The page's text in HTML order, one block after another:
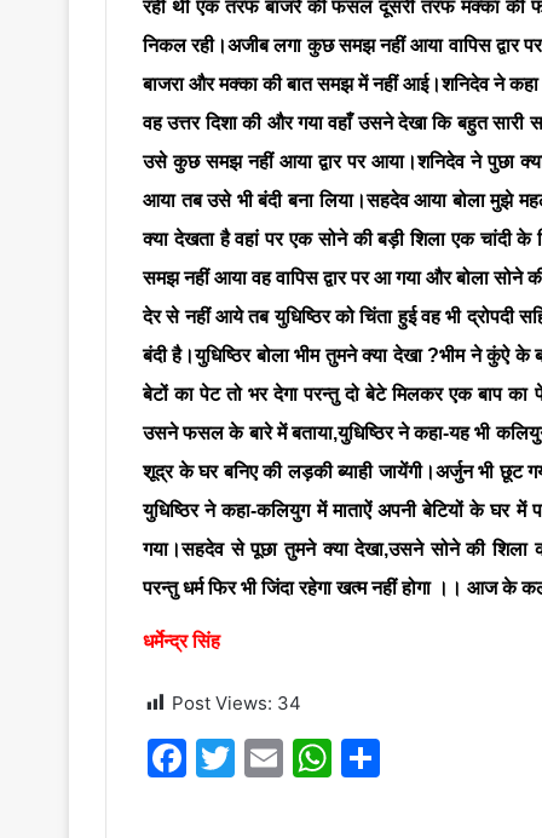
रही थी एक तरफ बाजरे की फसल दूसरी तरफ मक्का की
निकल रही।अजीब लगा कुछ समझ नहीं आया वापिस द्वार
बाजरा और मक्का की बात समझ में नहीं आई।शनिदेव ने
वह उत्तर दिशा की और गया वहाँ उसने देखा कि बहुत
उसे कुछ समझ नहीं आया द्वार पर आया।शनिदेव ने पुछा
आया तब उसे भी बंदी बना लिया।सहदेव आया बोला मुझे
क्या देखता है वहां पर एक सोने की बड़ी शिला एक चांदी
समझ नहीं आया वह वापिस द्वार पर आ गया और बोला सोने
देर से नहीं आये तब युधिष्ठिर को चिंता हुई वह भी द्रोपदी
बंदी है।युधिष्ठिर बोला भीम तुमने क्या देखा ?भीम ने कुंऐ के
बेटों का पेट तो भर देगा परन्तु दो बेटे मिलकर एक बाप
उसने फसल के बारे में बताया,युधिष्ठिर ने कहा-यह भी
शूद्र के घर बनिए की लड़की ब्याही जायेंगी।अर्जुन भी छूट
युधिष्ठिर ने कहा-कलियुग में माताऐं अपनी बेटियों के घर
गया।सहदेव से पूछा तुमने क्या देखा,उसने सोने की शिला
परन्तु धर्म फिर भी जिंदा रहेगा खत्म नहीं होगा ।। आज के
धर्मेन्द्र सिंह
Post Views: 34
F
T
E
W